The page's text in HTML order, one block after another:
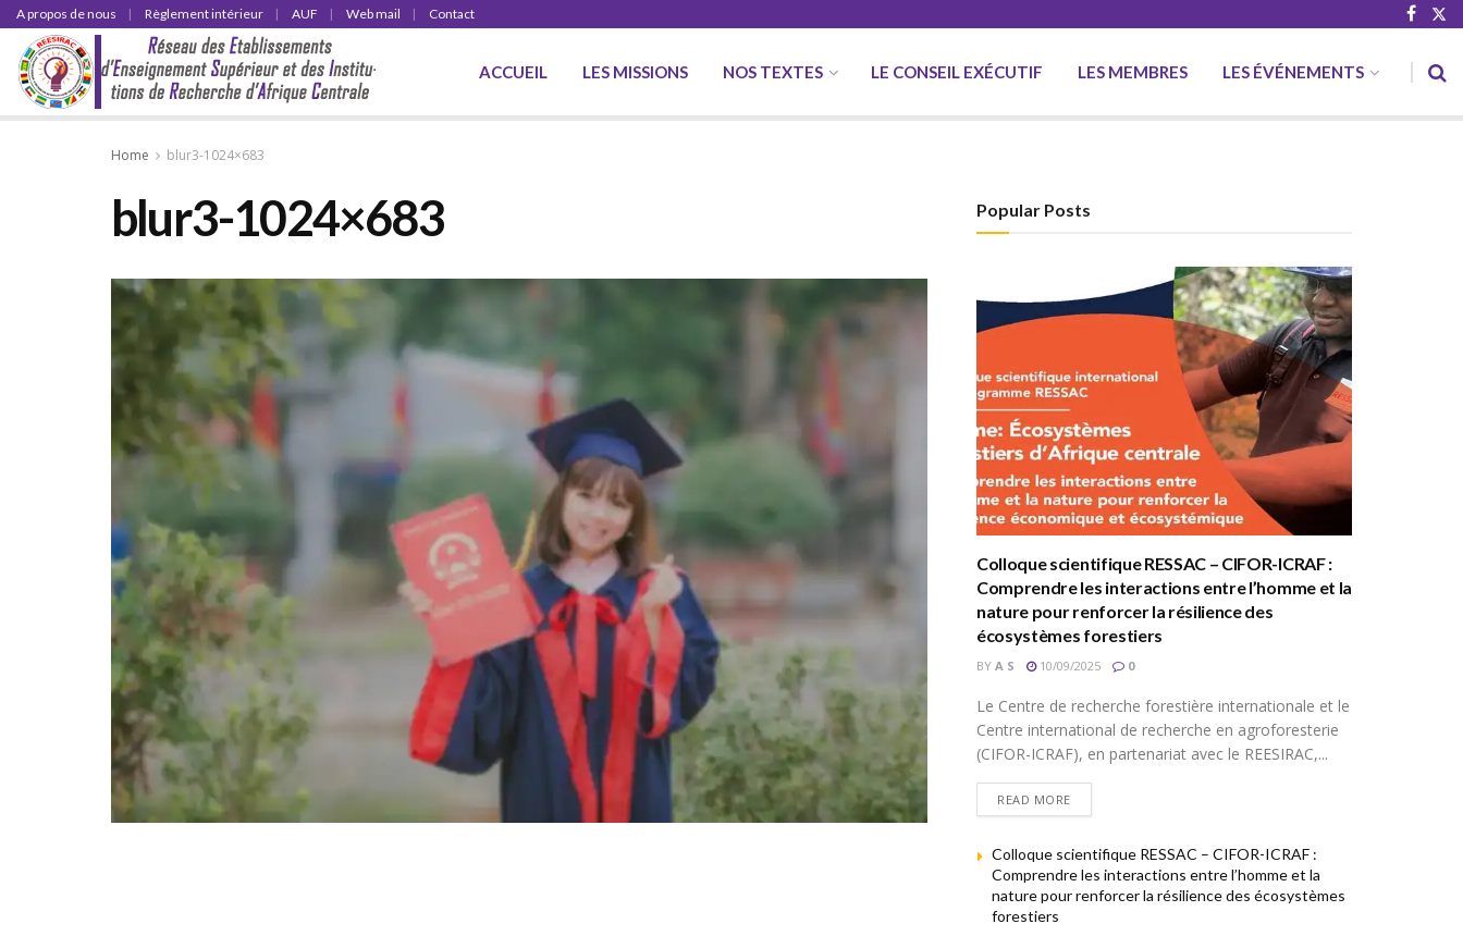
A propos de nous Règlement intérieur AUF Web mail Contact
ACCUEIL LES MISSIONS NOS TEXTES LE CONSEIL EXÉCUTIF LES MEMBRES LES ÉVÉNEMENTS
Home blur3-1024×683
blur3-1024×683 Popular Posts
Colloque scientifique RESSAC – CIFOR-ICRAF :
Comprendre les interactions entre l’homme et la
nature pour renforcer la résilience des
écosystèmes forestiers
BY A S 10/09/2025 0
Le Centre de recherche forestière internationale et le
Centre international de recherche en agroforesterie
(CIFOR-ICRAF), en partenariat avec le REESIRAC,...
READ MORE
Colloque scientifique RESSAC – CIFOR-ICRAF :
Comprendre les interactions entre l’homme et la
nature pour renforcer la résilience des écosystèmes
forestiers